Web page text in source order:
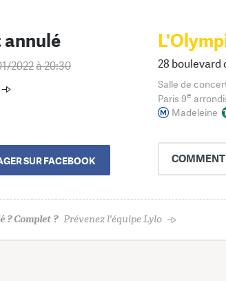
2022à 20:30
SUR FACEBOOK
28 boulevard
Salle de
Paris 9e
Madeleine
COMMENT
? Complet ? Prévenez l'équipe Lylo